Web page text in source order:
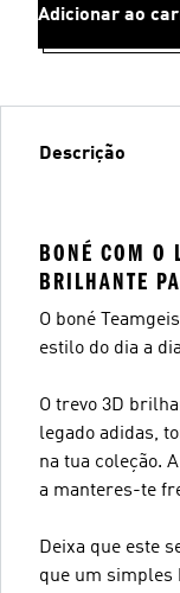
Adicionar ao
Descrição
BONÉ COM O
BRILHANTE
O boné
estilo do dia a
O trevo 3D
legado adidas,
na tua coleção.
a manteres-te
Deixa que este
que um simples